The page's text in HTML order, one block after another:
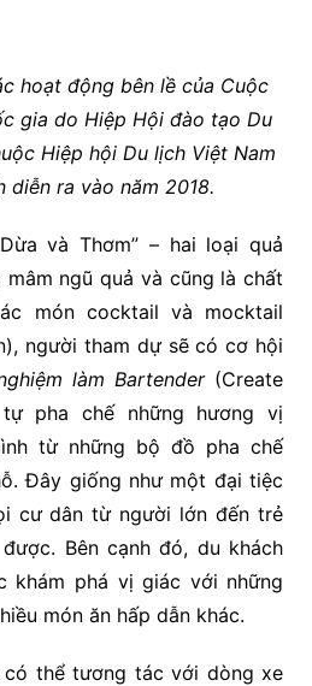
hoạt động bên lề của Cuộc
gia do Hiệp Hội đào tạo Du
Hiệp hội Du lịch Việt Nam
diễn ra vào năm 2018.
và Thơm” – hai loại quả
ngũ quả và cũng là chất
món cocktail và mocktail
người tham dự sẽ có cơ hội
làm Bartender(Create
pha chế những hương vị
từ những bộ đồ pha chế
Đây giống như một đại tiệc
cư dân từ người lớn đến trẻ
Bên cạnh đó, du khách
khám phá vị giác với những
món ăn hấp dẫn khác.
thể tương tác với dòng xe